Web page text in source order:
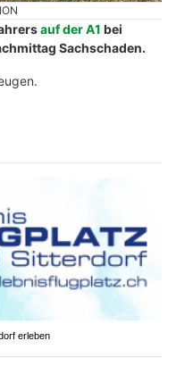
auf der A1 bei
Sachschaden.
erleben